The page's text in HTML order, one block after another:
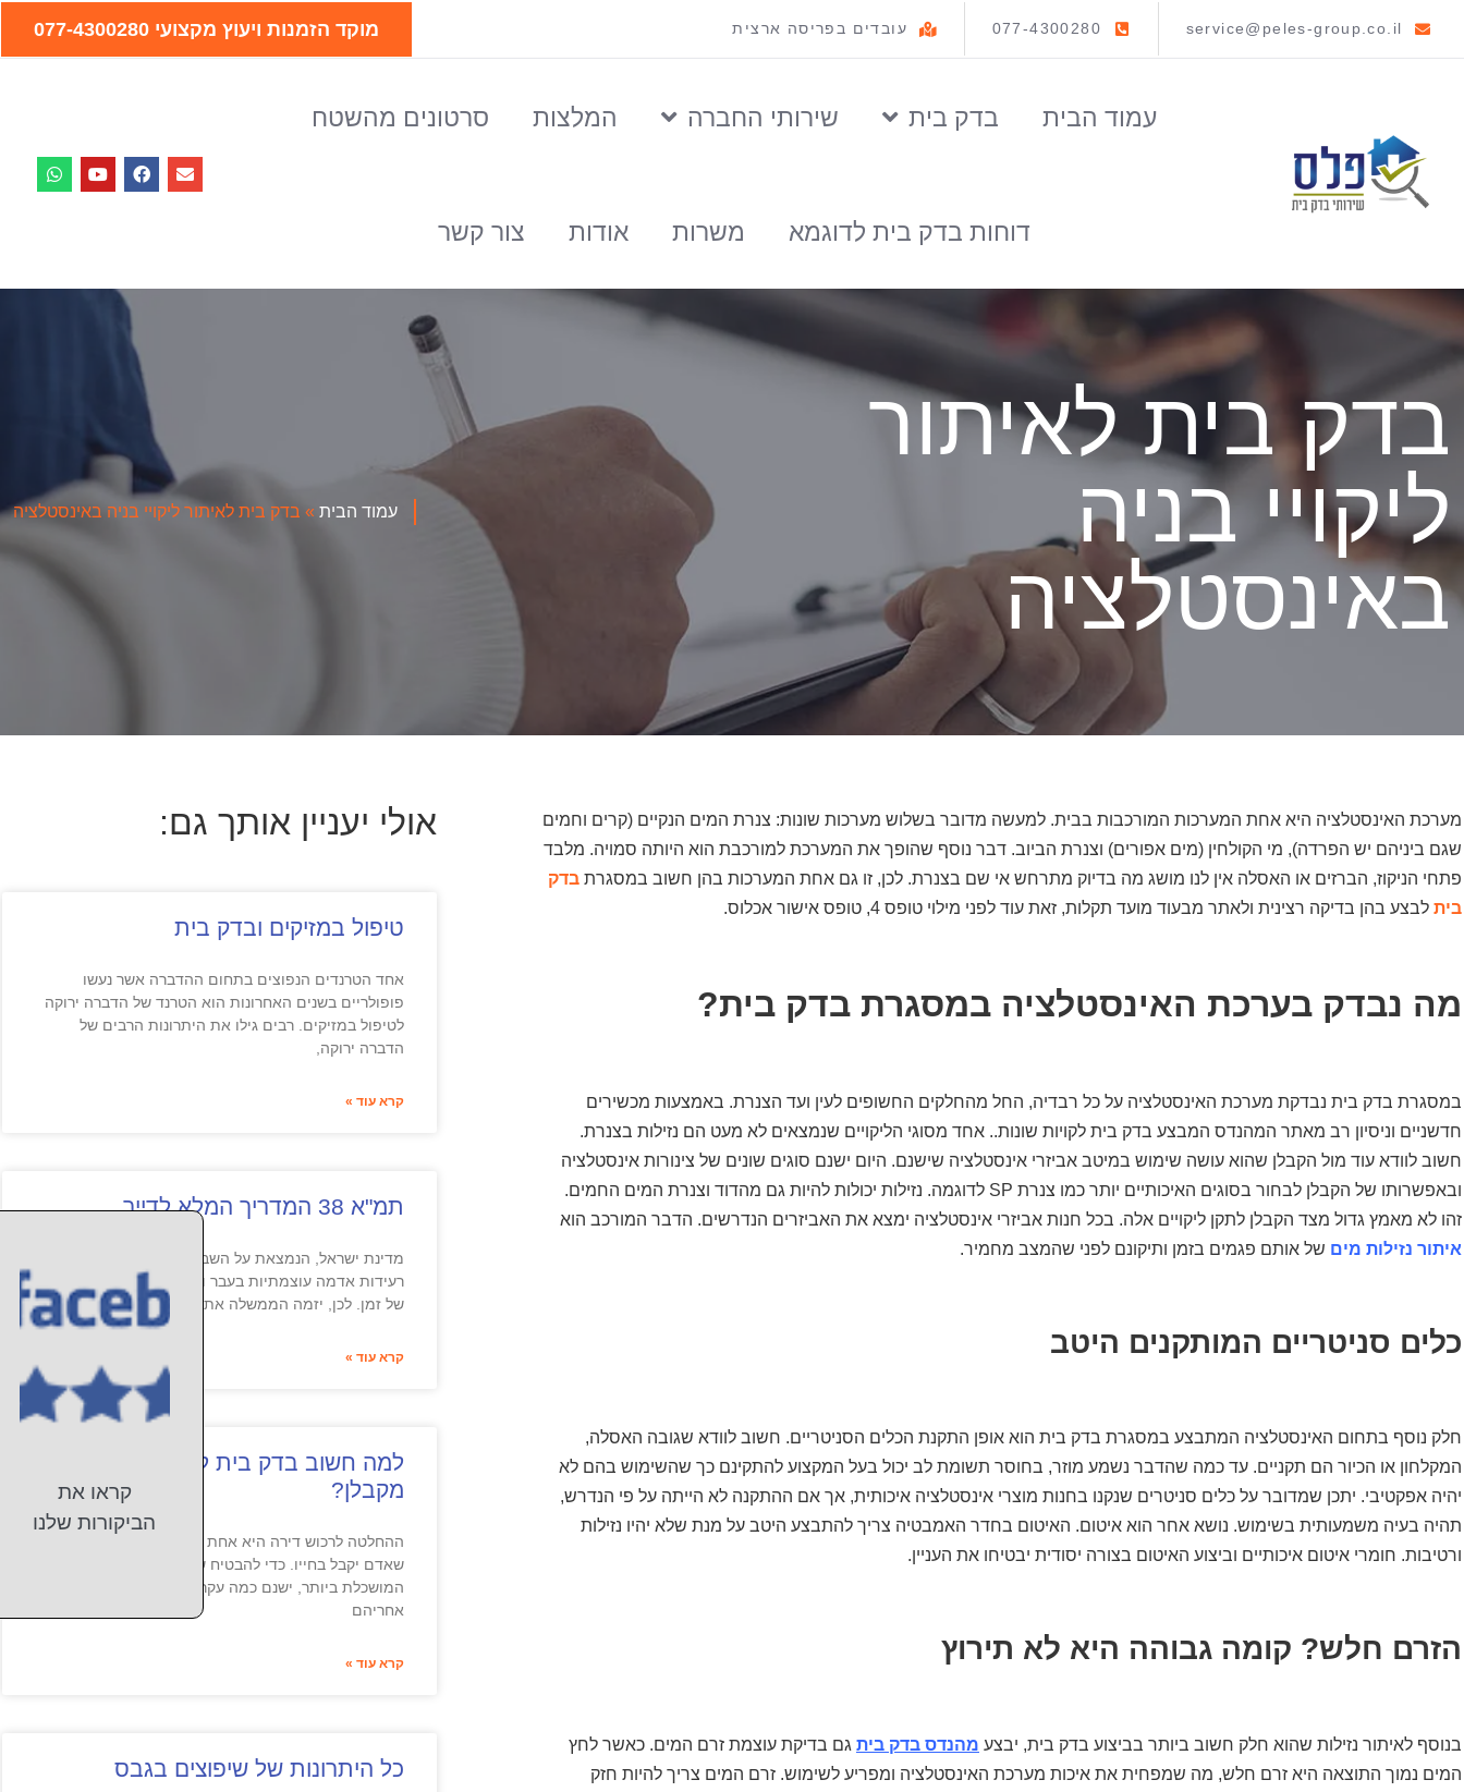
service@peles-group.co.il
077-4300280 עובדים בפריסה ארצית מוקד הזמנות ויעוץ מקצועי 077-4300280
עמוד הבית בדק בית שירותי החברה המלצות סרטונים מהשטח
דוחות בדק בית לדוגמא משרות אודות צור קשר
בדק בית לאיתור
ליקויי בניה
באינסטלציה
עמוד הבית » בדק בית לאיתור ליקויי בניה באינסטלציה
מערכת האינסטלציה היא אחת המערכות המורכבות בבית. למעשה מדובר בשלוש מערכות שונות: צנרת המים הנקיים (קרים וחמים
שגם ביניהם יש הפרדה), מי הקולחין (מים אפורים) וצנרת הביוב. דבר נוסף שהופך את המערכת למורכבת הוא היותה סמויה. מלבד
פתחי הניקוז, הברזים או האסלה אין לנו מושג מה בדיוק מתרחש אי שם בצנרת. לכן, זו גם אחת המערכות בהן חשוב במסגרת בדק
בית לבצע בהן בדיקה רצינית ולאתר מבעוד מועד תקלות, זאת עוד לפני מילוי טופס 4, טופס אישור אכלוס.
מה נבדק בערכת האינסטלציה במסגרת בדק בית?
במסגרת בדק בית נבדקת מערכת האינסטלציה על כל רבדיה, החל מהחלקים החשופים לעין ועד הצנרת. באמצעות מכשירים
חדשניים וניסיון רב מאתר המהנדס המבצע בדק בית לקויות שונות.. אחד מסוגי הליקויים שנמצאים לא מעט הם נזילות בצנרת.
חשוב לוודא עוד מול הקבלן שהוא עושה שימוש במיטב אביזרי אינסטלציה שישנם. היום ישנם סוגים שונים של צינורות אינסטלציה
ובאפשרותו של הקבלן לבחור בסוגים האיכותיים יותר כמו צנרת SP לדוגמה. נזילות יכולות להיות גם מהדוד וצנרת המים החמים.
זהו לא מאמץ גדול מצד הקבלן לתקן ליקויים אלה. בכל חנות אביזרי אינסטלציה ימצא את האביזרים הנדרשים. הדבר המורכב הוא
איתור נזילות מים של אותם פגמים בזמן ותיקונם לפני שהמצב מחמיר.
כלים סניטריים המותקנים היטב
חלק נוסף בתחום האינסטלציה המתבצע במסגרת בדק בית הוא אופן התקנת הכלים הסניטריים. חשוב לוודא שגובה האסלה,
המקלחון או הכיור הם תקניים. עד כמה שהדבר נשמע מוזר, בחוסר תשומת לב יכול בעל המקצוע להתקינם כך שהשימוש בהם לא
יהיה אפקטיבי. יתכן שמדובר על כלים סניטרים שנקנו בחנות מוצרי אינסטלציה איכותית, אך אם ההתקנה לא הייתה על פי הנדרש,
תהיה בעיה משמעותית בשימוש. נושא אחר הוא איטום. האיטום בחדר האמבטיה צריך להתבצע היטב על מנת שלא יהיו נזילות
ורטיבות. חומרי איטום איכותיים וביצוע האיטום בצורה יסודית יבטיחו את העניין.
הזרם חלש? קומה גבוהה היא לא תירוץ
בנוסף לאיתור נזילות שהוא חלק חשוב ביותר בביצוע בדק בית, יבצע מהנדס בדק בית גם בדיקת עוצמת זרם המים. כאשר לחץ
המים נמוך התוצאה היא זרם חלש, מה שמפחית את איכות מערכת האינסטלציה ומפריע לשימוש. זרם המים צריך להיות חזק
אולי יעניין אותך גם:
טיפול במזיקים ובדק בית
אחד הטרנדים הנפוצים בתחום ההדברה אשר נעשו
פופולריים בשנים האחרונות הוא הטרנד של הדברה ירוקה
לטיפול במזיקים. רבים גילו את היתרונות הרבים של
הדברה ירוקה,
קרא עוד »
תמ"א 38 המדריך המלא לדייר
מדינת ישראל, הנמצאת על השבר הסורי-אפריקאי, חוותה
רעידות אדמה עוצמתיות בעבר והרעש הבא הוא רק עניין
של זמן. לכן, יזמה הממשלה את פרויקט תמ"א 38
קרא עוד »
למה חשוב בדק בית לדירה חדשה
מקבלן?
ההחלטה לרכוש דירה היא אחת ההחלטות הגורליות ביותר
שאדם יקבל בחייו. כדי להבטיח שהחלטה זו תתבצע בצורה
המושכלת ביותר, ישנם כמה עקרונות שחשוב לעקוב
אחריהם
קרא עוד »
כל היתרונות של שיפוצים בגבס
קראו את
הביקורות שלנו